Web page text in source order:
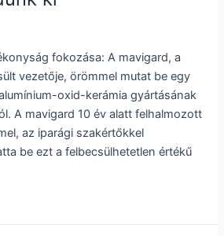
fokozása: A mavigard, a
vezetője, örömmel mutat be egy
oxid-kerámia gyártásának
A mavigard 10 év alatt felhalmozott
az iparági szakértőkkel
be ezt a felbecsülhetetlen értékű